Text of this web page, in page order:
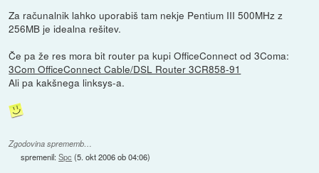
Za računalnik lahko uporabiš tam nekje Pentium III 500MHz z
256MB je idealna rešitev.
Če pa že res mora bit router pa kupi OfficeConnect od 3Coma:
3Com OfficeConnect Cable/DSL Router 3CR858-91
Ali pa kakšnega linksys-a.
Zgodovina sprememb…
spremenil:Spc (5. okt 2006 ob 04:06)